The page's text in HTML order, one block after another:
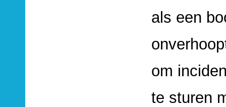
als een
om
te sturen